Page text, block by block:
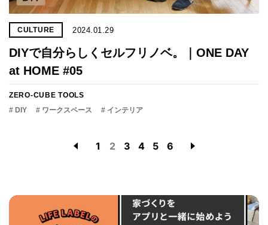
CULTURE 2024.01.29
DIYで自分らしくセルフリノベ。｜ONE DAY
at HOME #05
ZERO-CUBE TOOLS
# DIY
# ワークスペース # インテリア
1 2 3 4 5 6